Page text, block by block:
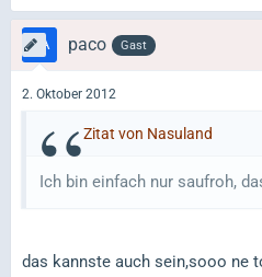
paco Gast
2. Oktober 2012
Zitat von Nasuland
Ich bin einfach nur saufroh,
das kannste auch sein,sooo ne